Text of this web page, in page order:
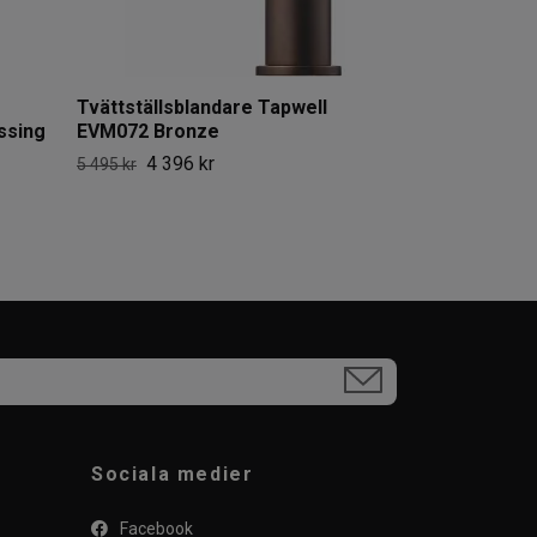
Tvättställsblandare Tapwell
EVM072 Bronze
5 495 kr 4 396 kr
Sociala medier
Facebook